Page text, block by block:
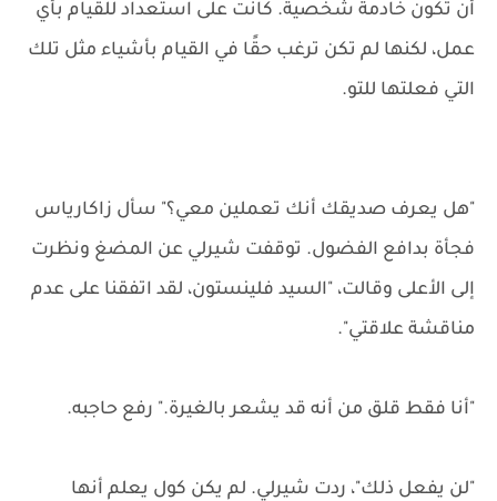
أن تكون خادمة شخصية. كانت على استعداد للقيام بأي
عمل، لكنها لم تكن ترغب حقًا في القيام بأشياء مثل تلك
التي فعلتها للتو.
"هل يعرف صديقك أنك تعملين معي؟" سأل زاكارياس
فجأة بدافع الفضول. توقفت شيرلي عن المضغ ونظرت
إلى الأعلى وقالت، "السيد فلينستون، لقد اتفقنا على عدم
مناقشة علاقتي".
"أنا فقط قلق من أنه قد يشعر بالغيرة." رفع حاجبه.
"لن يفعل ذلك"، ردت شيرلي. لم يكن كول يعلم أنها